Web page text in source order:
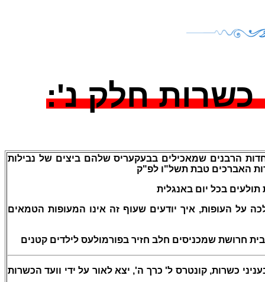
כשרות חלק נ':
הרבנים שמאכילים בבעקעריס שלהם ביצים של נבילות
האברכים טבת תשל"ו לפ"ק
בכל יום באנגלית
על העופות, איך יודעים שעוף זה אינו המעופות הטמאים
חרושת שמכניסים חלב חזיר בפורמולעס לילדים קטנים
בעניני כשרות, קונטרס ל' כרך ה', יצא לאור על ידי וועד הכשרות